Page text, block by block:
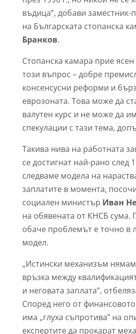
въдица”, добави заместник-
на Българската стопанска
Бранков.
Стопанска камара прие
този въпрос – добре
консенсусни реформи и
еврозоната. Това може да
валутен курс и не може да
спекулации с тази тема,
Такива нива на работната
се достигнат най-рано след
следваме модела на
заплатите в момента,
социален министър Иван
на обявената от КНСБ сума.
обаче проблемът е точно в
модел.
„Истински механизъм
връзка между
и неговата заплата”,
Според него от
има „глуха съпротива” на
експертите да прокарат